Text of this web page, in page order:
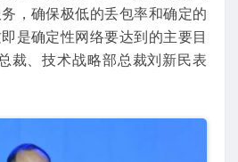
，确保极低的丢包率和确定的
是确定性网络要达到的主要目
裁、技术战略部总裁刘新民表